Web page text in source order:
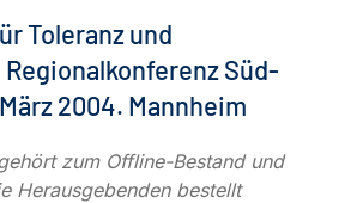
Toleranz und
Süd-
2004. Mannheim
zum Offline-Bestand und
Herausgebenden bestellt